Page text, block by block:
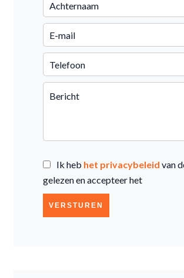
Ik heb het privacybeleid van
gelezen en accepteer het
VERSTUREN